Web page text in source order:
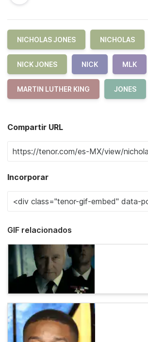
NICHOLAS JONES NICHOLAS
NICK JONES NICK MLK
MARTIN LUTHER KING JONES
Compartir URL
Incorporar
GIF relacionados